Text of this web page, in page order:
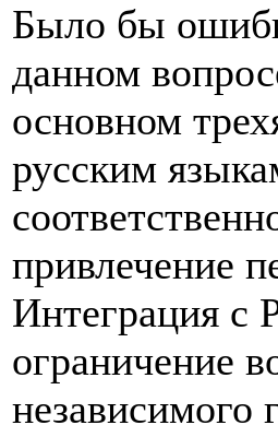
Было бы
данном
основном
русским
привлечение
Интеграция с
ограничение
независимого